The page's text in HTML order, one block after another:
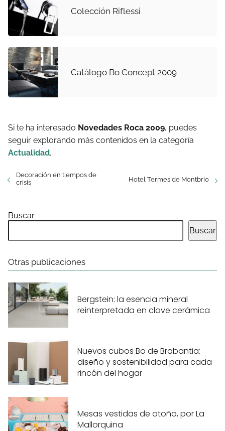
Colección Riflessi
Catálogo Bo Concept 2009
Si te ha interesado Novedades Roca 2009, puedes
seguir explorando más contenidos en la categoría
Actualidad.
Decoración en tiempos de
crisis
Hotel Termes de Montbrio
Buscar
Buscar
Otras publicaciones
Bergstein: la esencia mineral
reinterpretada en clave cerámica
Nuevos cubos Bo de Brabantia:
diseño y sostenibilidad para cada
rincón del hogar
Mesas vestidas de otoño, por La
Mallorquina